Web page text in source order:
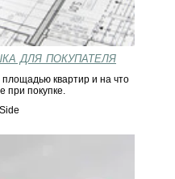
для покупателя
квартир и на что
при покупке.